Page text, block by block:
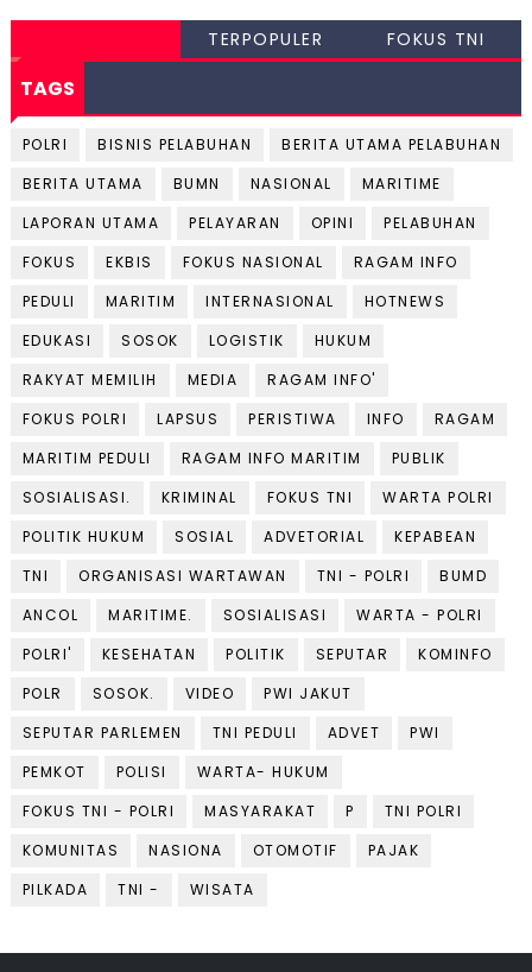
TERPOPULER FOKUS TNI
TAGS
POLRI BISNIS PELABUHAN
BERITA UTAMA PELABUHAN
BERITA UTAMA
BUMN NASIONAL
MARITIME
LAPORAN UTAMA
PELAYARAN OPINI
PELABUHAN
FOKUS
EKBIS FOKUS NASIONAL
RAGAM INFO
PEDULI
MARITIM INTERNASIONAL
HOTNEWS
EDUKASI
SOSOK LOGISTIK
HUKUM
RAKYAT MEMILIH
MEDIA
RAGAM INFO'
FOKUS POLRI
LAPSUS PERISTIWA INFO
RAGAM
MARITIM PEDULI
RAGAM INFO MARITIM
PUBLIK
SOSIALISASI.
KRIMINAL FOKUS TNI
WARTA POLRI
POLITIK HUKUM
SOSIAL ADVETORIAL
KEPABEAN
TNI
ORGANISASI WARTAWAN TNI - POLRI
BUMD
ANCOL
MARITIME. SOSIALISASI
WARTA - POLRI
POLRI'
KESEHATAN POLITIK SEPUTAR
KOMINFO
POLR
SOSOK. VIDEO
PWI JAKUT
SEPUTAR PARLEMEN
TNI PEDULI ADVET
PWI
PEMKOT
POLISI
WARTA- HUKUM
FOKUS TNI - POLRI
MASYARAKAT P
TNI POLRI
KOMUNITAS
NASIONA OTOMOTIF
PAJAK
PILKADA
TNI - WISATA